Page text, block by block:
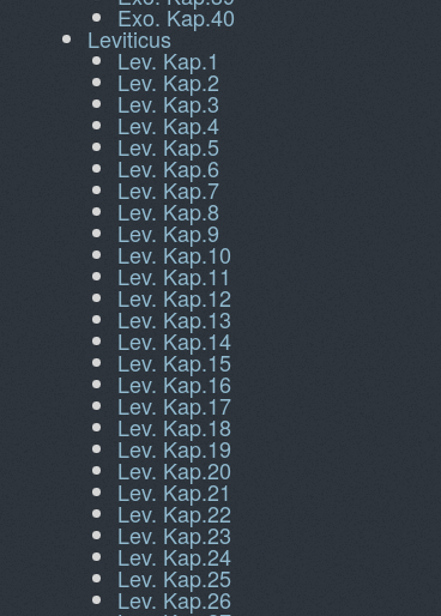
Exo. Kap.40
Leviticus
Lev. Kap.1
Lev. Kap.2
Lev. Kap.3
Lev. Kap.4
Lev. Kap.5
Lev. Kap.6
Lev. Kap.7
Lev. Kap.8
Lev. Kap.9
Lev. Kap.10
Lev. Kap.11
Lev. Kap.12
Lev. Kap.13
Lev. Kap.14
Lev. Kap.15
Lev. Kap.16
Lev. Kap.17
Lev. Kap.18
Lev. Kap.19
Lev. Kap.20
Lev. Kap.21
Lev. Kap.22
Lev. Kap.23
Lev. Kap.24
Lev. Kap.25
Lev. Kap.26